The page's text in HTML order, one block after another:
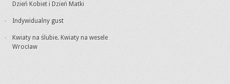
Dzień Kobiet i Dzień Matki
Indywidualny gust
Kwiaty na ślubie. Kwiaty na wesele
Wrocław